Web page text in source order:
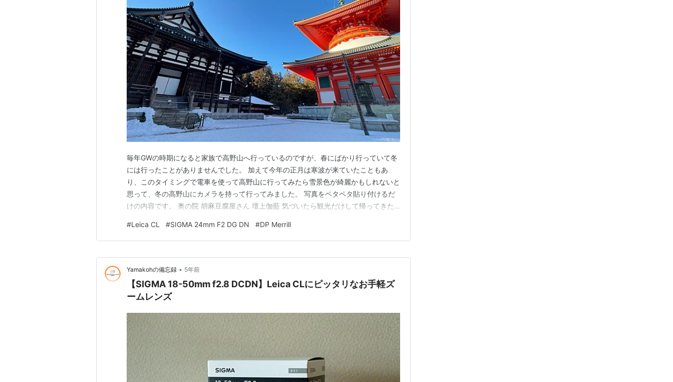
毎年GWの時期になると家族で高野山へ行っているのですが、春にばかり行っていて冬
には行ったことがありませんでした。 加えて今年の正月は寒波が来ていたこともあ
り、このタイミングで電車を使って高野山に行ってみたら雪景色が綺麗かもしれないと
思って、冬の高野山にカメラを持って行ってみました。 写真をペタペタ貼り付けるだ
けの内容です。 奥の院 胡麻豆腐屋さん 壇上伽藍 気づいたら観光だけして帰ってきた
#Leica CL #SIGMA 24mm F2 DG DN #DP Merrill
Yamakohの備忘録 • 5年前
【SIGMA 18-50mm f2.8 DCDN】Leica CLにピッタリなお手軽ズ
ームレンズ